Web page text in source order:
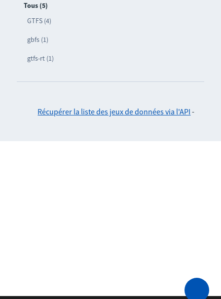
Tous (5)
GTFS (4)
gbfs (1)
gtfs-rt (1)
Récupérer la liste des jeux de données via l'API -